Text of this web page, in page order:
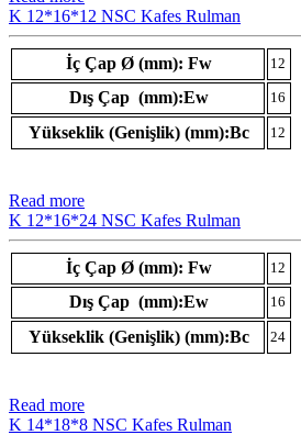
K 12*16*12 NSC Kafes Rulman
İç Çap Ø (mm): Fw 12
Dış Çap (mm):Ew 16
Yükseklik (Genişlik) (mm):Bc 12
Read more
K 12*16*24 NSC Kafes Rulman
İç Çap Ø (mm): Fw 12
Dış Çap (mm):Ew 16
Yükseklik (Genişlik) (mm):Bc 24
Read more
K 14*18*8 NSC Kafes Rulman